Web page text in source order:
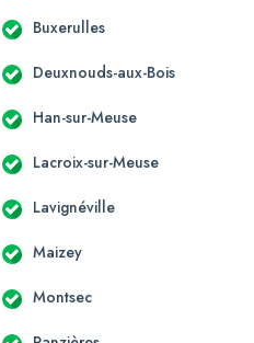
Buxerulles
Deuxnouds-aux-Bois
Han-sur-Meuse
Lacroix-sur-Meuse
Lavignéville
Maizey
Montsec